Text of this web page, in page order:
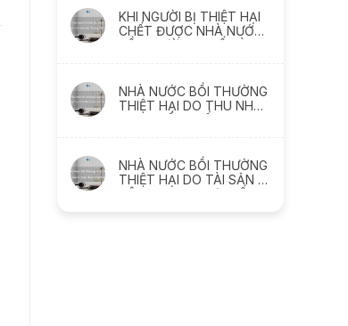
KHI NGƯỜI BỊ THIỆT HẠI
CHẾT ĐƯỢC NHÀ NƯỚC
BỒI THƯỜNG THẾ NÀO ?
NHÀ NƯỚC BỒI THƯỜNG
THIỆT HẠI DO THU NHẬP
NHÀ NƯỚC BỒI THƯỜNG
THIỆT HẠI DO TÀI SẢN BỊ
XÂM PHẠM NHƯ THẾ